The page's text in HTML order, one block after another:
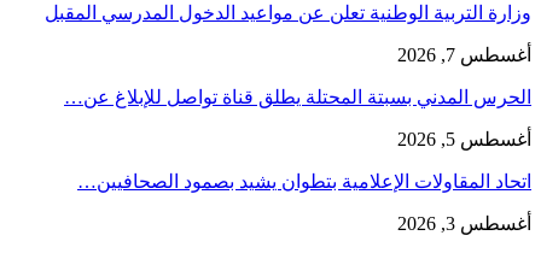
وزارة التربية الوطنية تعلن عن مواعيد الدخول المدرسي المقبل
أغسطس 7, 2026
الحرس المدني بسبتة المحتلة يطلق قناة تواصل للإبلاغ عن…
أغسطس 5, 2026
اتحاد المقاولات الإعلامية بتطوان يشيد بصمود الصحافيين…
أغسطس 3, 2026